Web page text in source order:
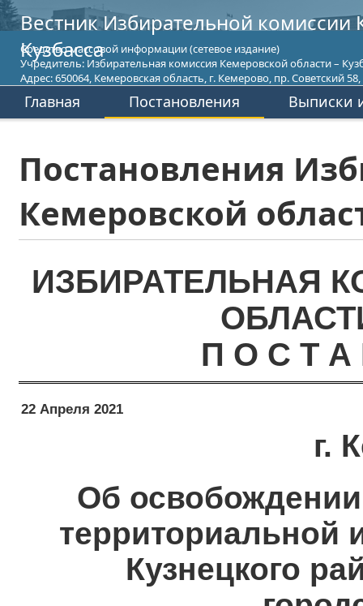
Вестник Избирательной комиссии
Кузбасса
Средство массовой информации (сетевое издание)
Учредитель: Избирательная комиссия Кемеровской области –
Адрес: 650064, Кемеровская область, г. Кемерово, пр. Советский 58,
Главная Постановления Выписки
Постановления
Кемеровской
ИЗБИРАТЕЛЬНАЯ
П О С Т А
22 Апреля 2021
г.
Об освобождении
территориальной
Кузнецкого